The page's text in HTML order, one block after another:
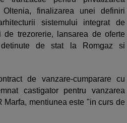
finalizarea unei definiri
sistemului integrat de
trezorerie, lansarea de oferte
de stat la Romgaz si
de vanzare-cumparare cu
castigator pentru vanzarea
Marfa, mentiunea este "in curs de